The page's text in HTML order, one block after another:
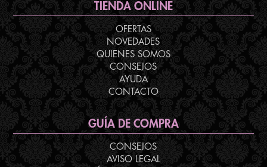
TIENDA ONLINE
OFERTAS
NOVEDADES
QUIENES SOMOS
CONSEJOS
AYUDA
CONTACTO
GUÍA DE COMPRA
CONSEJOS
AVISO LEGAL